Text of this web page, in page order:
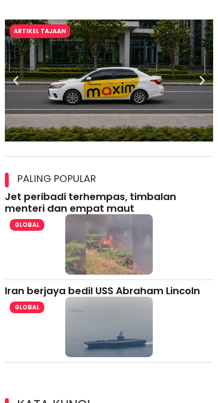
ARTIKEL TAJAAN
lesen separuh pertama 2026
PALING POPULAR
Jet peribadi terhempas, timbalan
menteri dan empat maut
GLOBAL
Iran berjaya bedil USS Abraham Lincoln
GLOBAL